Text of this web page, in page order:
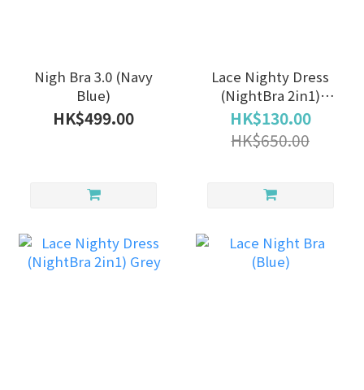
Nigh Bra 3.0 (Navy
Blue)
HK$499.00
Lace Nighty Dress
(NightBra 2in1)
BLACK
HK$130.00
HK$650.00